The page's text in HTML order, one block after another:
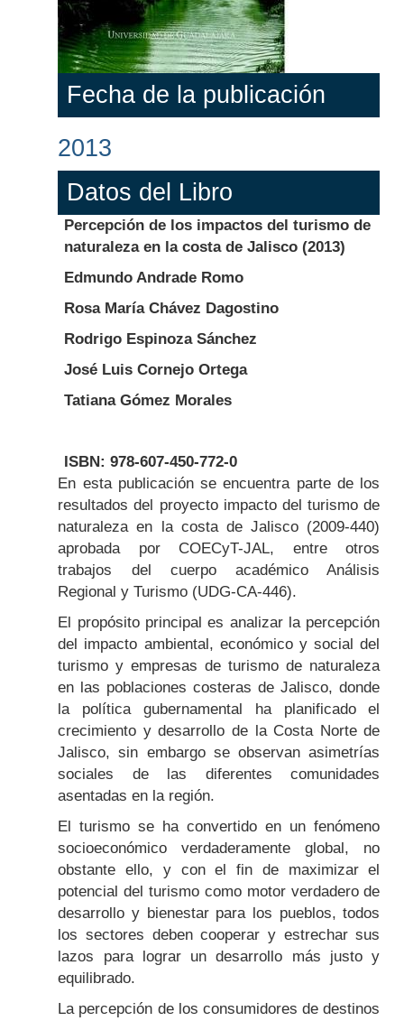
Fecha de la publicación
2013
Datos del Libro
Percepción de los impactos del turismo de
naturaleza en la costa de Jalisco (2013)
Edmundo Andrade Romo
Rosa María Chávez Dagostino
Rodrigo Espinoza Sánchez
José Luis Cornejo Ortega
Tatiana Gómez Morales
ISBN: 978-607-450-772-0
Body
En esta publicación se encuentra parte de los
resultados del proyecto impacto del turismo de
naturaleza en la costa de Jalisco (2009-440)
aprobada por COECyT-JAL, entre otros
trabajos del cuerpo académico Análisis
Regional y Turismo (UDG-CA-446).
El propósito principal es analizar la percepción
del impacto ambiental, económico y social del
turismo y empresas de turismo de naturaleza
en las poblaciones costeras de Jalisco, donde
la política gubernamental ha planificado el
crecimiento y desarrollo de la Costa Norte de
Jalisco, sin embargo se observan asimetrías
sociales de las diferentes comunidades
asentadas en la región.
El turismo se ha convertido en un fenómeno
socioeconómico verdaderamente global, no
obstante ello, y con el fin de maximizar el
potencial del turismo como motor verdadero de
desarrollo y bienestar para los pueblos, todos
los sectores deben cooperar y estrechar sus
lazos para lograr un desarrollo más justo y
equilibrado.
La percepción de los consumidores de destinos